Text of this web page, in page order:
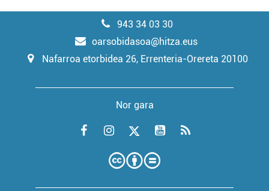
943 34 03 30
oarsobidasoa@hitza.eus
Nafarroa etorbidea 26, Errenteria-Orereta 20100
Nor gara